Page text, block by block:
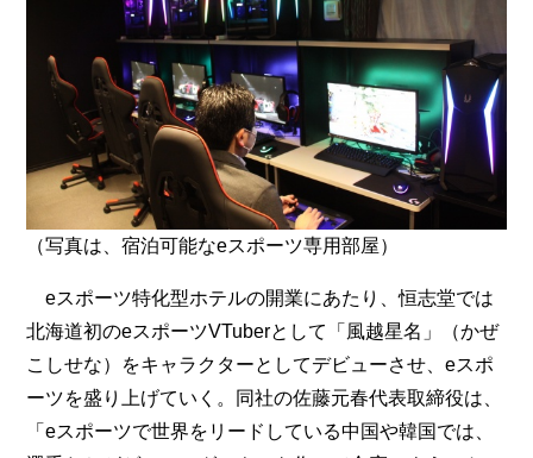
（写真は、宿泊可能なeスポーツ専用部屋）
eスポーツ特化型ホテルの開業にあたり、恒志堂では
北海道初のeスポーツVTuberとして「風越星名」（かぜ
こしせな）をキャラクターとしてデビューさせ、eスポ
ーツを盛り上げていく。同社の佐藤元春代表取締役は、
「eスポーツで世界をリードしている中国や韓国では、